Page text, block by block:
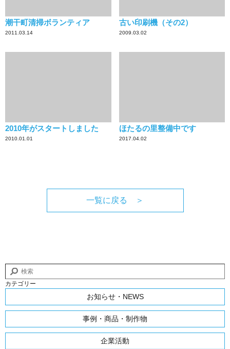
潮干町清掃ボランティア
2011.03.14
古い印刷機（その2）
2009.03.02
2010年がスタートしました
2010.01.01
ほたるの里整備中です
2017.04.02
一覧に戻る ＞
カテゴリー
お知らせ・NEWS
事例・商品・制作物
企業活動